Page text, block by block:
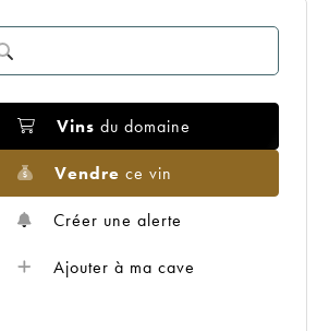
Vins du domaine
Vendre ce vin
Créer une alerte
Ajouter à ma cave